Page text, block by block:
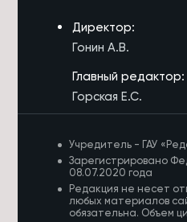
значительный
Забайкалья
9/08/2026 в 14:09
Щеглова
двух утонувших в
подростков
9/08/2026 в 13:22
Осипов
Забайкалья с
праздником
Директор:
Гонин А.В.
Главный редактор:
Горская Е.С.
Учредитель - ГАУ
Зарегистрировано
08.07.2020 года
Редакция не несет
любых материалов
обязательна. Объем